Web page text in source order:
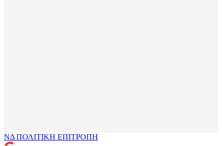
ΝΔΠΟΛΙΤΙΚΗ ΕΠΙΤΡΟΠΗ